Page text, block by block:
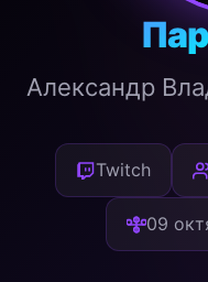
Александр
Twitch
09